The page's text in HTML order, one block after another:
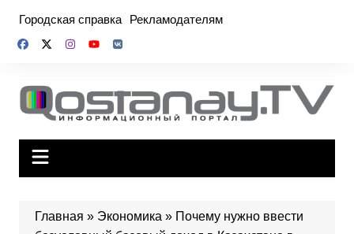
содержимому
Городская справка Рекламодателям
Главная » Экономика » Почему нужно ввести